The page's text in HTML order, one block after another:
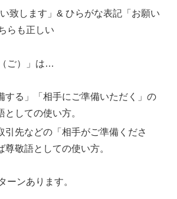
致します」& ひらがな表記「お願い
らも正しい
ご）」は…
する」「相手にご準備いただく」の
としての使い方。
引先などの「相手がご準備くださ
尊敬語としての使い方。
ーンあります。